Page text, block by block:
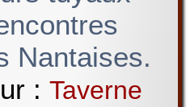
Nantaises.
: Taverne